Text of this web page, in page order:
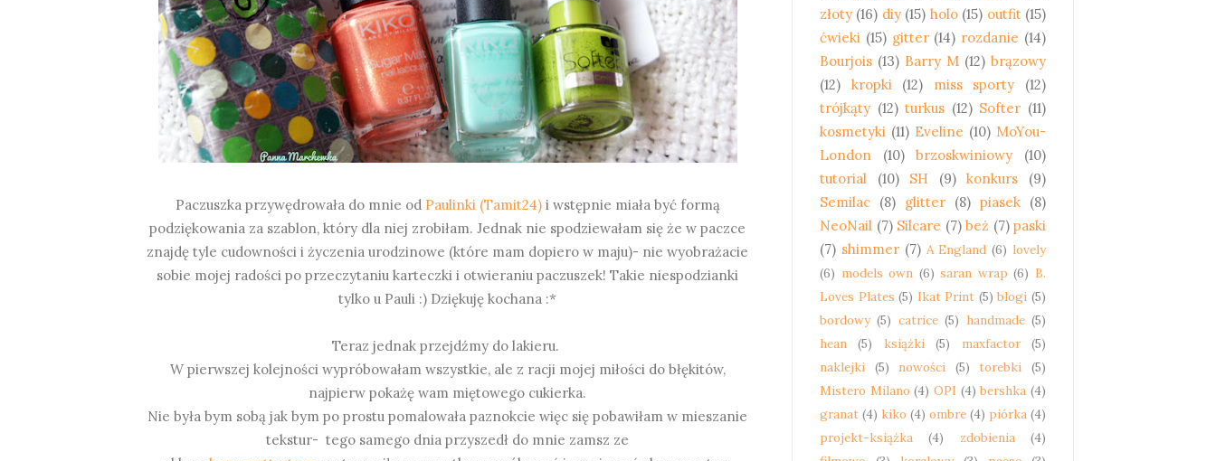
Paczuszka przywędrowała do mnie od Paulinki (Tamit24)i wstępnie miała być formą
podziękowania za szablon, który dla niej zrobiłam. Jednak nie spodziewałam się że w paczce
znajdę tyle cudowności i życzenia urodzinowe (które mam dopiero w maju)- nie wyobrażacie
sobie mojej radości po przeczytaniu karteczki i otwieraniu paczuszek! Takie niespodzianki
tylko u Pauli :) Dziękuję kochana :*
Teraz jednak przejdźmy do lakieru.
W pierwszej kolejności wypróbowałam wszystkie, ale z racji mojej miłości do błękitów,
najpierw pokażę wam miętowego cukierka.
Nie była bym sobą jak bym po prostu pomalowała paznokcie więc się pobawiłam w mieszanie
tekstur- tego samego dnia przyszedł do mnie zamsz ze
złoty (16) diy (15) holo (15) outfit (15)
ćwieki (15) gitter (14) rozdanie (14)
Bourjois (13) Barry M (12) brązowy
(12)
kropki (12) miss sporty
(12)
trójkąty (12) turkus (12) Softer (11)
kosmetyki (11) Eveline (10) MoYou-
London
(10) brzoskwiniowy
(10)
tutorial
(10) SH (9) konkurs
(9)
Semilac (8) glitter (8) piasek (8)
NeoNail (7) Silcare (7) beż (7) paski
(7) shimmer (7) A England (6) lovely
(6) models own (6) saran wrap (6) B.
Loves Plates (5) Ikat Print (5) blogi (5)
bordowy (5) catrice (5) handmade (5)
hean
(5) książki (5) maxfactor
(5)
naklejki
(5) nowości (5) torebki
(5)
Mistero Milano (4) OPI (4) bershka (4)
granat (4) kiko (4) ombre (4) piórka (4)
projekt-książka
(4) zdobienia
(4)